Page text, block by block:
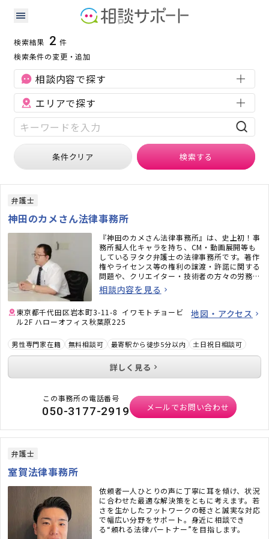
滋賀県の労働問題に強い専門家の検索結果
労働問題
検索結果 2 件
検索条件の変更・追加
相談内容で探す
エリアで探す
条件クリア 検索する
弁護士
神田のカメさん法律事務所
『神田のカメさん法律事務所』は、史上初！事
務所擬人化キャラを持ち、CM・動画展開等も
しているヲタク弁護士の法律事務所です。著作
権やライセンス等の権利の譲渡・許諾に関する
問題や、クリエイター・技術者の方々の労務問
題にも力を入れています。また、相続問題、遺
言書作成、戦略的離婚サービスなどもご好評い
相談内容を見る
東京都千代田区岩本町3-11-8 イワモトチョービ
ル2F ハローオフィス秋葉原225
地図・アクセス
男性専門家在籍 無料相談可 最寄駅から徒歩5分以内 土日祝日相談可
詳しく見る
この事務所の電話番号
050-3177-2919 メールでお問い合わせ
弁護士
室賀法律事務所
依頼者一人ひとりの声に丁寧に耳を傾け、状況
に合わせた最適な解決策をともに考えます。若
さを生かしたフットワークの軽さと誠実な対応
で幅広い分野をサポート。身近に相談でき
る“頼れる法律パートナー”を目指します。